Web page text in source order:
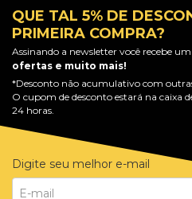
QUE TAL 5% DE
PRIMEIRA COMPRA?
Assinando a newsletter você recebe um
ofertas e muito mais!
*Desconto não acumulativo com
O cupom de desconto estará na caixa
24 horas.
Digite seu melhor e-mail